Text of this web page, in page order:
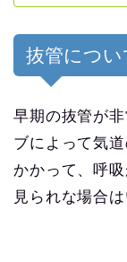
抜管につい
早期の抜管が
ブによって気
かかって、呼
見られな場合